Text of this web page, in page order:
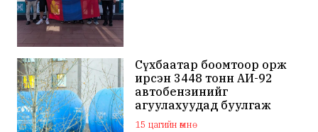
Сүхбаатар боомтоор орж
ирсэн 3448 тонн АИ-92
автобензинийг
агуулахуудад буулгаж
байна
15 цагийн өмнө